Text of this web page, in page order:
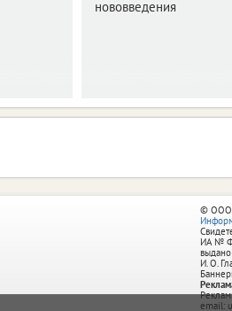
нововведения
© ООО
ИА №
И. О.
email: